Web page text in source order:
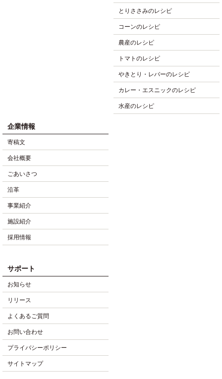
とりささみのレシピ
コーンのレシピ
農産のレシピ
トマトのレシピ
やきとり・レバーのレシピ
カレー・エスニックのレシピ
水産のレシピ
企業情報
寄稿文
会社概要
ごあいさつ
沿革
事業紹介
施設紹介
採用情報
サポート
お知らせ
リリース
よくあるご質問
お問い合わせ
プライバシーポリシー
サイトマップ